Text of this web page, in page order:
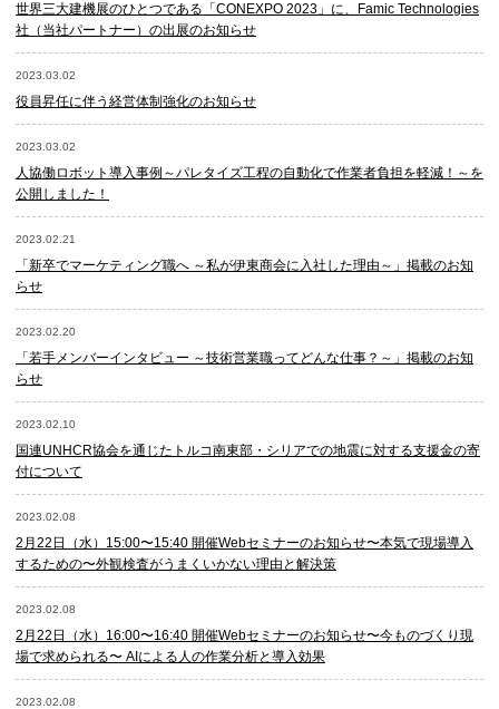
世界三大建機展のひとつである「CONEXPO 2023」に、Famic Technologies
社（当社パートナー）の出展のお知らせ
2023.03.02
役員昇任に伴う経営体制強化のお知らせ
2023.03.02
人協働ロボット導入事例～パレタイズ工程の自動化で作業者負担を軽減！～を
公開しました！
2023.02.21
「新卒でマーケティング職へ ～私が伊東商会に入社した理由～」掲載のお知
らせ
2023.02.20
「若手メンバーインタビュー ～技術営業職ってどんな仕事？～」掲載のお知
らせ
2023.02.10
国連UNHCR協会を通じたトルコ南東部・シリアでの地震に対する支援金の寄
付について
2023.02.08
2月22日（水）15:00〜15:40 開催Webセミナーのお知らせ〜本気で現場導入
するための〜外観検査がうまくいかない理由と解決策
2023.02.08
2月22日（水）16:00〜16:40 開催Webセミナーのお知らせ〜今ものづくり現
場で求められる〜 AIによる人の作業分析と導入効果
2023.02.08